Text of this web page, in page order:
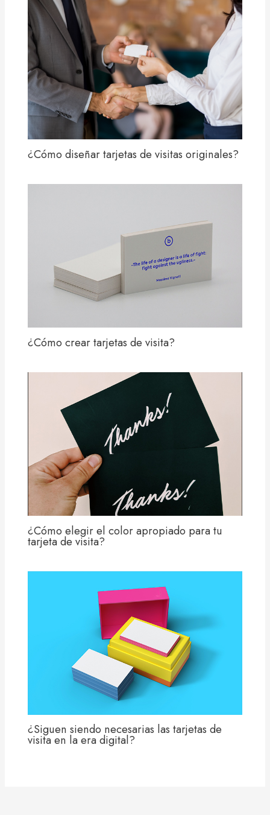
¿Cómo diseñar tarjetas de visitas originales?
¿Cómo crear tarjetas de visita?
¿Cómo elegir el color apropiado para tu
tarjeta de visita?
¿Siguen siendo necesarias las tarjetas de
visita en la era digital?